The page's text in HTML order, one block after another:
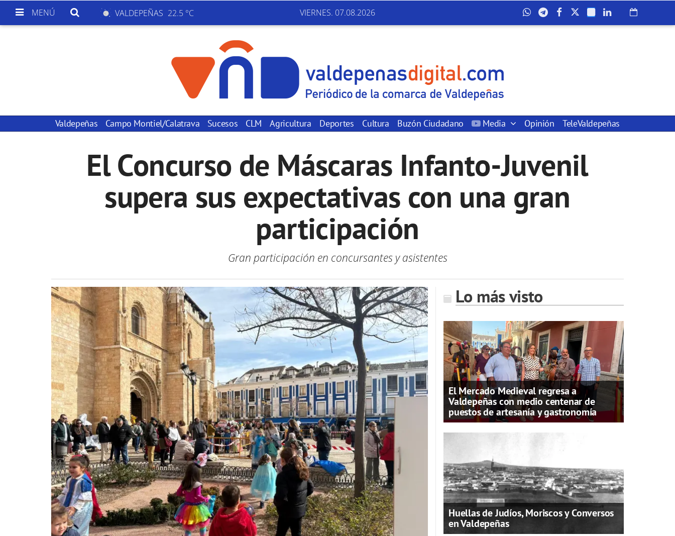
MENÚ VALDEPEÑAS 22.5 °C VIERNES. 07.08.2026
Valdepeñas Campo Montiel/Calatrava Sucesos CLM Agricultura Deportes Cultura Buzón Ciudadano Media Opinión TeleValdepeñas
El Concurso de Máscaras Infanto-Juvenil
supera sus expectativas con una gran
participación
Gran participación en concursantes y asistentes
Lo más visto
El Mercado Medieval regresa a
Valdepeñas con medio centenar de
puestos de artesanía y gastronomía
Huellas de Judíos, Moriscos y Conversos
en Valdepeñas